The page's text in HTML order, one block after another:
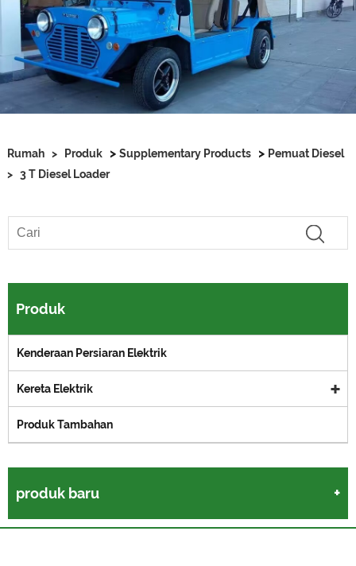
Rumah > Produk > Supplementary Products > Pemuat Diesel
> 3 T Diesel Loader
Produk
Kenderaan Persiaran Elektrik
Kereta Elektrik
Produk Tambahan
produk baru